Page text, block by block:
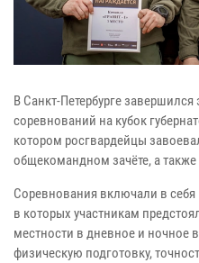
В Санкт-Петербурге завершился
соревнований на кубок
котором росгвардейцы
общекомандном зачёте, а
Соревнования включали в
в которых участникам
местности в дневное и ночное
физическую подготовку,